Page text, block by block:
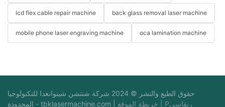
lcd flex cable repair machine back glass removal laser machine
mobile phone laser engraving machine oca lamination machine
حقوق الطبع والنشر © 2024 شركة شنتشن شينوانغدا للتكنولوجيا
المحدودة - tbklasermachine.com Pريفاسي